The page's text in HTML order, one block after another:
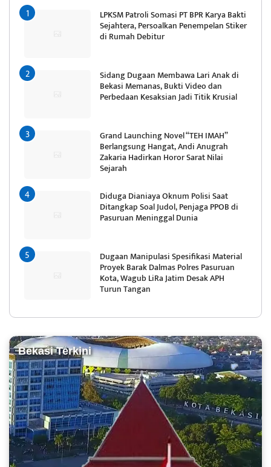
LPKSM Patroli Somasi PT BPR Karya Bakti
Sejahtera, Persoalkan Penempelan Stiker
di Rumah Debitur
Sidang Dugaan Membawa Lari Anak di
Bekasi Memanas, Bukti Video dan
Perbedaan Kesaksian Jadi Titik Krusial
Grand Launching Novel “TEH IMAH”
Berlangsung Hangat, Andi Anugrah
Zakaria Hadirkan Horor Sarat Nilai
Sejarah
Diduga Dianiaya Oknum Polisi Saat
Ditangkap Soal Judol, Penjaga PPOB di
Pasuruan Meninggal Dunia
Dugaan Manipulasi Spesifikasi Material
Proyek Barak Dalmas Polres Pasuruan
Kota, Wagub LiRa Jatim Desak APH
Turun Tangan
Bekasi Terkini